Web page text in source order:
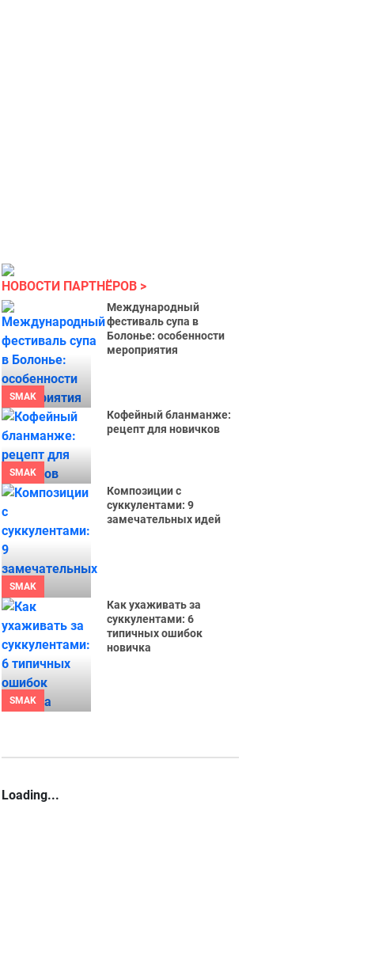
НОВОСТИ ПАРТНЁРОВ
SMAK
Международный
фестиваль супа в
Болонье: особенности
мероприятия
SMAK
Кофейный бланманже:
рецепт для новичков
SMAK
Композиции с
суккулентами: 9
замечательных идей
SMAK
Как ухаживать за
суккулентами: 6
типичных ошибок
новичка
Loading...